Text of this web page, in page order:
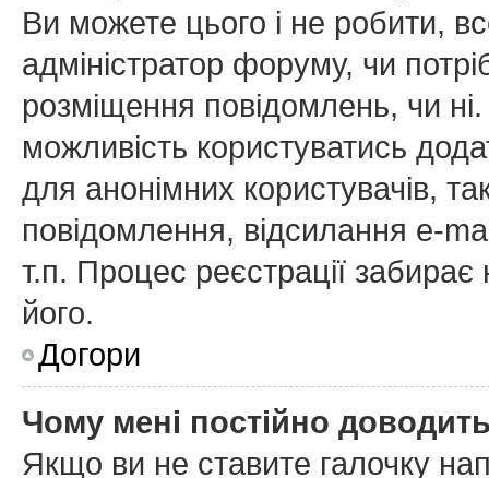
Ви можете цього і не робити,
адміністратор форуму, чи
розміщення повідомлень, чи
можливість користуватись
для анонімних користувачів,
повідомлення, відсилання e-
т.п. Процес реєстрації
його.
Догори
Чому мені постійно
Якщо ви не ставите галочку